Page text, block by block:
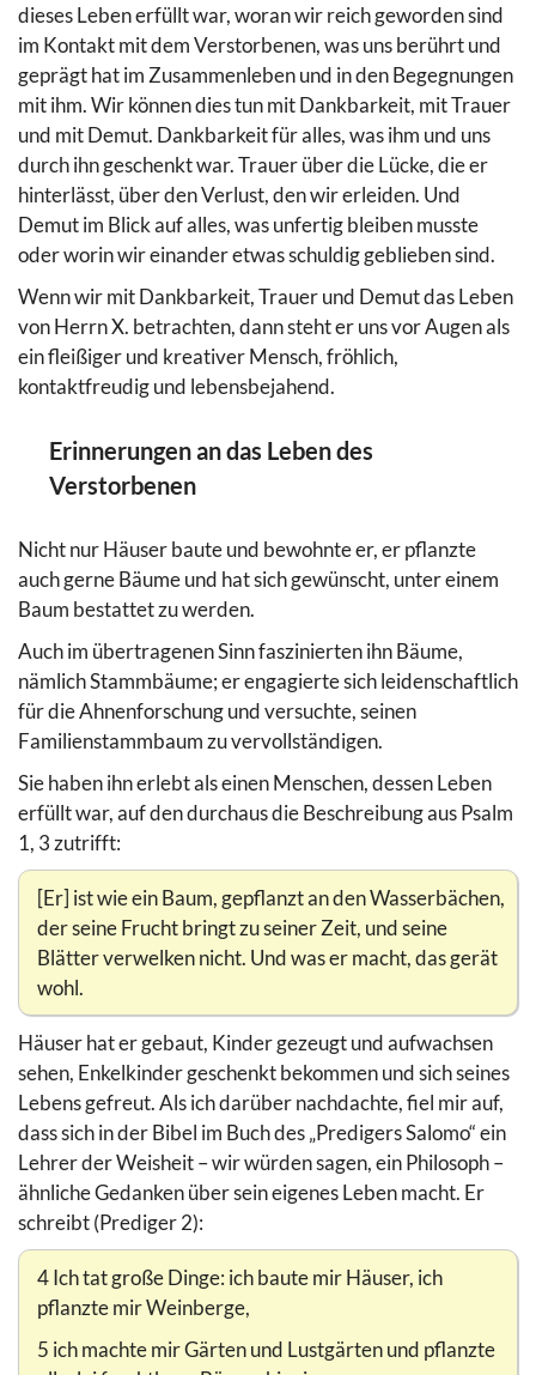
dieses Leben erfüllt war, woran wir reich geworden sind
im Kontakt mit dem Verstorbenen, was uns berührt und
geprägt hat im Zusammenleben und in den Begegnungen
mit ihm. Wir können dies tun mit Dankbarkeit, mit Trauer
und mit Demut. Dankbarkeit für alles, was ihm und uns
durch ihn geschenkt war. Trauer über die Lücke, die er
hinterlässt, über den Verlust, den wir erleiden. Und
Demut im Blick auf alles, was unfertig bleiben musste
oder worin wir einander etwas schuldig geblieben sind.
Wenn wir mit Dankbarkeit, Trauer und Demut das Leben
von Herrn X. betrachten, dann steht er uns vor Augen als
ein fleißiger und kreativer Mensch, fröhlich,
kontaktfreudig und lebensbejahend.
Erinnerungen an das Leben des
Verstorbenen
Nicht nur Häuser baute und bewohnte er, er pflanzte
auch gerne Bäume und hat sich gewünscht, unter einem
Baum bestattet zu werden.
Auch im übertragenen Sinn faszinierten ihn Bäume,
nämlich Stammbäume; er engagierte sich leidenschaftlich
für die Ahnenforschung und versuchte, seinen
Familienstammbaum zu vervollständigen.
Sie haben ihn erlebt als einen Menschen, dessen Leben
erfüllt war, auf den durchaus die Beschreibung aus Psalm
1, 3 zutrifft:
[Er] ist wie ein Baum, gepflanzt an den Wasserbächen,
der seine Frucht bringt zu seiner Zeit, und seine
Blätter verwelken nicht. Und was er macht, das gerät
wohl.
Häuser hat er gebaut, Kinder gezeugt und aufwachsen
sehen, Enkelkinder geschenkt bekommen und sich seines
Lebens gefreut. Als ich darüber nachdachte, fiel mir auf,
dass sich in der Bibel im Buch des „Predigers Salomo“ ein
Lehrer der Weisheit – wir würden sagen, ein Philosoph –
ähnliche Gedanken über sein eigenes Leben macht. Er
schreibt (Prediger 2):
4 Ich tat große Dinge: ich baute mir Häuser, ich
pflanzte mir Weinberge,
5 ich machte mir Gärten und Lustgärten und pflanzte